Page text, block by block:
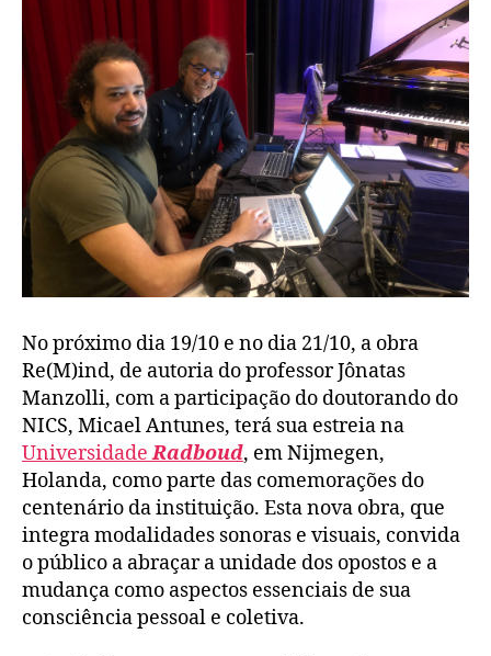
No próximo dia 19/10 e no dia 21/10, a obra
Re(M)ind, de autoria do professor Jônatas
Manzolli, com a participação do doutorando do
NICS, Micael Antunes, terá sua estreia na
UniversidadeRadboud, em Nijmegen,
Holanda, como parte das comemorações do
centenário da instituição. Esta nova obra, que
integra modalidades sonoras e visuais, convida
o público a abraçar a unidade dos opostos e a
mudança como aspectos essenciais de sua
consciência pessoal e coletiva.